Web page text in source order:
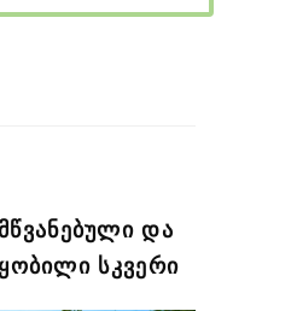
ᲓᲐ
ᲡᲙᲕᲔᲠᲘ